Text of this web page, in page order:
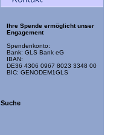
Ihre Spende ermöglicht unser
Engagement
Spendenkonto:
Bank: GLS Bank eG
IBAN:
DE36 4306 0967 8023 3348 00
BIC: GENODEM1GLS
Suche